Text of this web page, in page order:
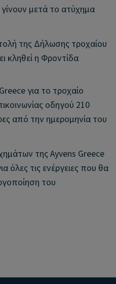
μετά το ατύχημα
της Δήλωσης τροχαίου
κληθεί η Φροντίδα
για το τροχαίο
οδηγού 210
από την ημερομηνία του
της Ayvens Greece
όλες τις ενέργειες που θα
του